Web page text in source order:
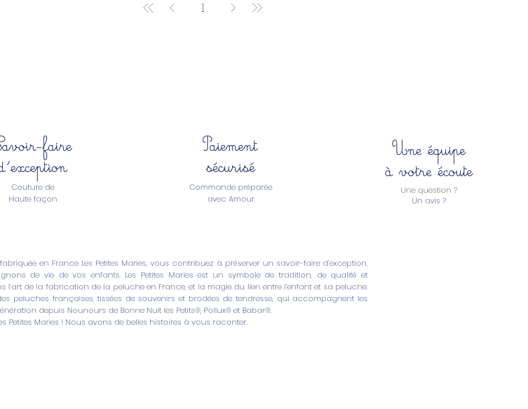
1
faire
Couture de
Haute façon
Paiement
sécurisé
Commande préparée
avec Amour
Une équipe
à votre écoute
Une question ?
Un avis ?
en France Les Petites Maries, vous contribuez à préserver un savoir-faire d’exception.
de vie de vos enfants. Les Petites Maries est un symbole de tradition, de qualité et
l’art de la fabrication de la peluche en France, et la magie du lien entre l’enfant et sa peluche.
peluches françaises, tissées de souvenirs et brodées de tendresse, qui accompagnent les
depuis Nounours de Bonne Nuit les Petits®, Pollux® et Babar®.
Petites Maries ! Nous avons de belles histoires à vous raconter.